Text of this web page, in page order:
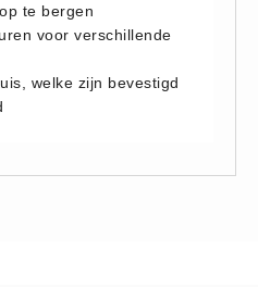
te bergen
voor verschillende
welke zijn bevestigd